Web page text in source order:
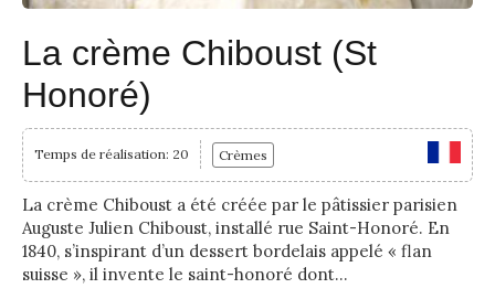
La crème Chiboust (St
Honoré)
Temps de réalisation: 20 Crèmes
La crème Chiboust a été créée par le pâtissier parisien
Auguste Julien Chiboust, installé rue Saint-Honoré. En
1840, s’inspirant d’un dessert bordelais appelé « flan
suisse », il invente le saint-honoré dont...